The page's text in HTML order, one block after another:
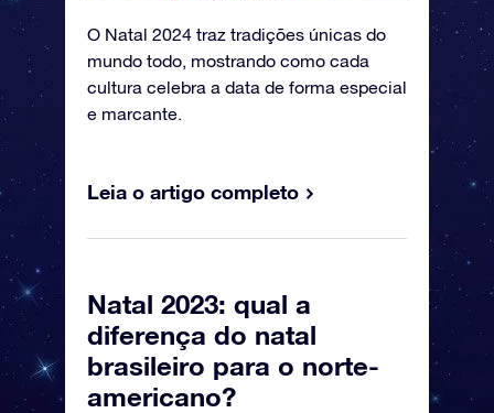
O Natal 2024 traz tradições únicas do
mundo todo, mostrando como cada
cultura celebra a data de forma especial
e marcante.
Leia o artigo completo
Natal 2023: qual a
diferença do natal
brasileiro para o norte-
americano?